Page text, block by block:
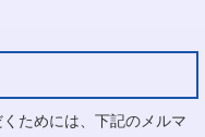
ためには、下記のメルマ